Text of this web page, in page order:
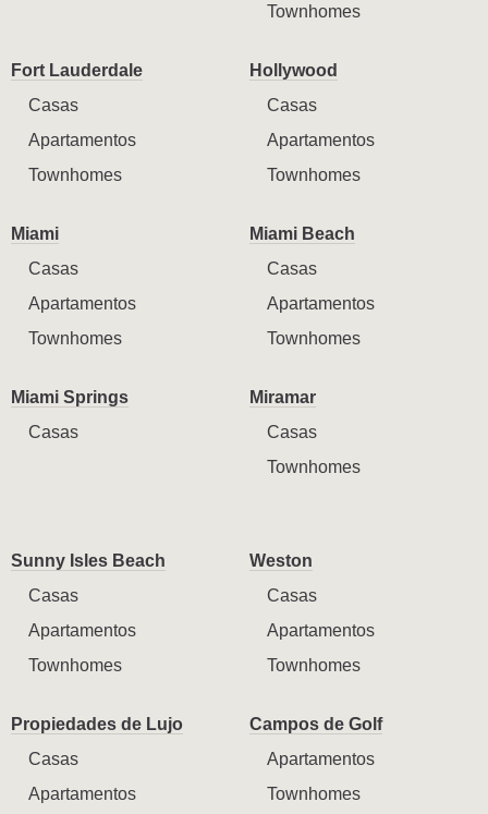
Townhomes
Fort Lauderdale
Casas
Apartamentos
Townhomes
Hollywood
Casas
Apartamentos
Townhomes
Miami
Casas
Apartamentos
Townhomes
Miami Beach
Casas
Apartamentos
Townhomes
Miami Springs
Casas
Miramar
Casas
Townhomes
Sunny Isles Beach
Casas
Apartamentos
Townhomes
Weston
Casas
Apartamentos
Townhomes
Propiedades de Lujo
Casas
Apartamentos
Campos de Golf
Apartamentos
Townhomes